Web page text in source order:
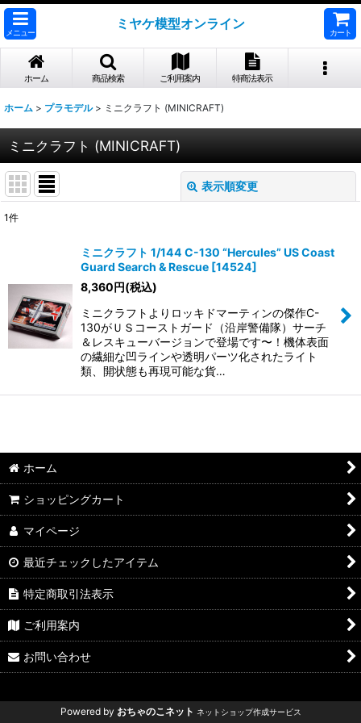
メニュー
ミヤケ模型オンライン
カート
ホーム 商品検索 ご利用案内 特商法表示
ホーム > プラモデル > ミニクラフト (MINICRAFT)
ミニクラフト (MINICRAFT)
表示順変更
絞り込む
1件
ミニクラフト 1/144 C-130 “Hercules” US Coast
Guard Search & Rescue [14524]
8,360円(税込)
ミニクラフトよりロッキドマーティンの傑作C-
130がＵＳコーストガード（沿岸警備隊）サーチ
＆レスキューバージョンで登場です〜！機体表面
の繊細な凹ラインや透明パーツ化されたライト
類、開状態も再現可能な貨…
ホーム
ショッピングカート
マイページ
最近チェックしたアイテム
特定商取引法表示
ご利用案内
お問い合わせ
Powered by おちゃのこネット ネットショップ作成サービス